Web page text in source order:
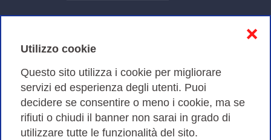
Utilizzo cookie
Questo sito utilizza i cookie per migliorare
servizi ed esperienza degli utenti. Puoi
decidere se consentire o meno i cookie, ma se
rifiuti o chiudi il banner non sarai in grado di
utilizzare tutte le funzionalità del sito.
❌
Cookies Policy
Amministrazione trasparente
Bandi di Gara